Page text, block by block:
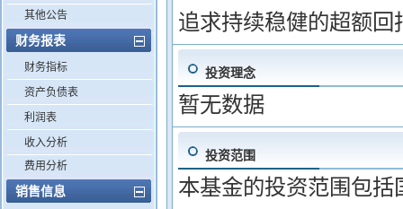
其他公告
财务报表
财务指标
资产负债表
利润表
收入分析
费用分析
销售信息
追求持续稳健的超额回
投资理念
暂无数据
投资范围
本基金的投资范围包